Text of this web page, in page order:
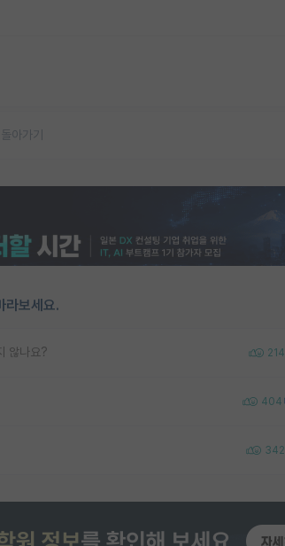
아가기
라보세요.
않나요? 214
404
342